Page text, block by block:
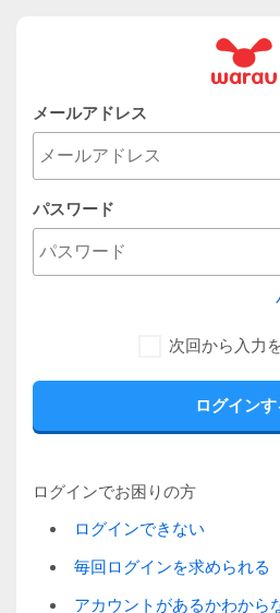
メールアドレス
パスワード
次回から入力
ログインでお困りの方
ログインできない
毎回ログインを求められる
アカウントがあるかわから